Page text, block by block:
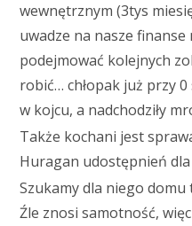
wewnętrznym (3tys
uwadze na nasze
podejmować kolejnych
robić… chłopak już przy
w kojcu, a nadchodziły
Także kochani jest
Huragan udostępnień
Szukamy dla niego domu
Źle znosi samotność,